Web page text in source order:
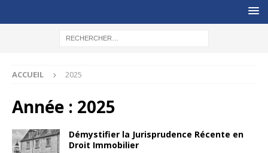
ACCUEIL 2025
Année : 2025
Démystifier la Jurisprudence Récente en
Droit Immobilier